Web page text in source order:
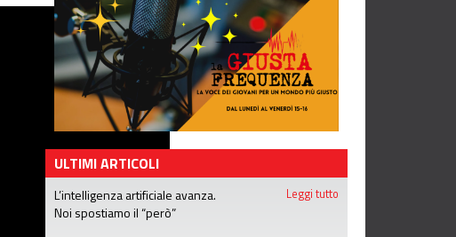
ULTIMI ARTICOLI
L’intelligenza artificiale avanza.
Noi spostiamo il “però”
Leggi tutto